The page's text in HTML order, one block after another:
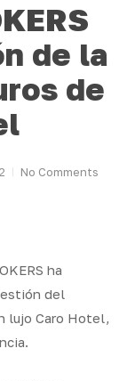
de la
de
No Comments
ha
del
lujo Caro Hotel,